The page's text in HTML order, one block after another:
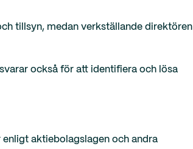
tillsyn, medan verkställande direktören
också för att identifiera och lösa
aktiebolagslagen och andra